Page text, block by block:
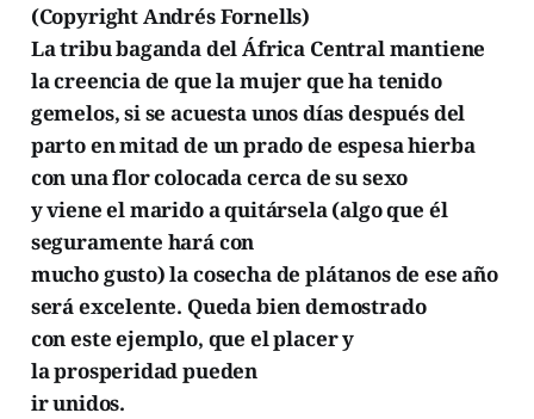
(Copyright Andrés Fornells)
La tribu baganda del África Central mantiene
la creencia de que la mujer queha tenido
gemelos, si se acuesta unos días después del
parto en mitad de un prado de espesa hierba
con una flor colocada cerca de su sexo
y viene el marido a quitársela (algo que él
seguramente hará con
mucho gusto) la cosecha de plátanos de ese año
será excelente. Queda bien demostrado
con este ejemplo, que el placer y
la prosperidad pueden
ir unidos.